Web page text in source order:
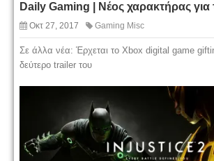
Daily Gaming | Νέος χαρακτήρας
Οκτ 27, 2017 Gaming Misc
Σε άλλα νέα: Έρχεται το Xbox digital game
δεύτερο trailer του